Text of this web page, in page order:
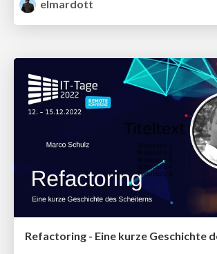
elmardott
Refactoring - Eine kurze Geschichte